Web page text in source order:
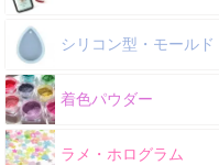
シリコン型・モールド
着色パウダー
ラメ・ホログラム